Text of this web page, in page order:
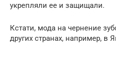
укрепляли ее и защищали.
Кстати, мода на чернение
других странах, например, в